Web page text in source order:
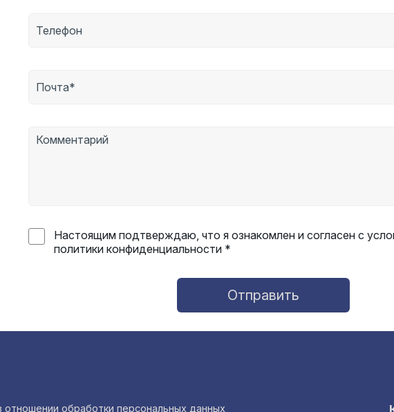
Настоящим подтверждаю, что я ознакомлен и согласен с
политики конфиденциальности *
Отправить
отношении обработки персональных данных